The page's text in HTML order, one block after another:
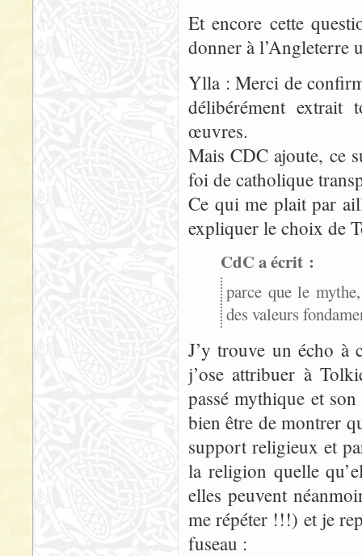
Et encore cette
donner à l’Angleterre
Ylla : Merci de
délibérément extrait
œuvres.
Mais CDC ajoute, ce
foi de catholique
Ce qui me plait par
expliquer le choix de
CdC a écrit :
parce que le
des valeurs
J’y trouve un écho à
j’ose attribuer à
passé mythique et
bien être de montrer
support religieux et
la religion quelle
elles peuvent
me répéter !!!) et je
fuseau :